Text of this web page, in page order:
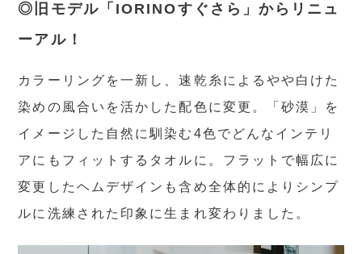
◎旧モデル「IORINOすぐさら」からリニュ
ーアル！
カラーリングを一新し、速乾糸によるやや白けた
染めの風合いを活かした配色に変更。「砂漠」を
イメージした自然に馴染む4色でどんなインテリ
アにもフィットするタオルに。フラットで幅広に
変更したヘムデザインも含め全体的によりシンプ
ルに洗練された印象に生まれ変わりました。